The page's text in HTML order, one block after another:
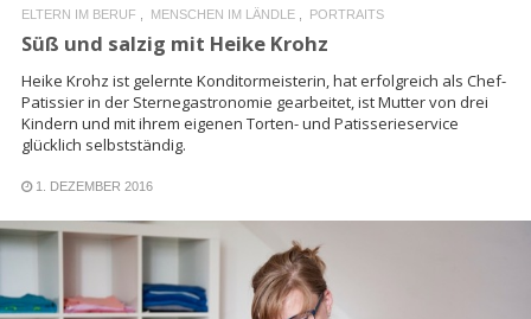
ELTERN IM BERUF MENSCHEN IM LÄNDLE PORTRAITS
Süß und salzig mit Heike Krohz
Heike Krohz ist gelernte Konditormeisterin, hat erfolgreich als Chef-
Patissier in der Sternegastronomie gearbeitet, ist Mutter von drei
Kindern und mit ihrem eigenen Torten- und Patisserieservice
glücklich selbstständig.
1. DEZEMBER 2016